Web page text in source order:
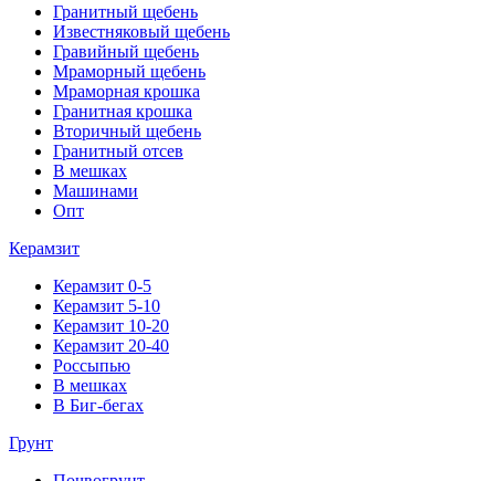
Гранитный щебень
Известняковый щебень
Гравийный щебень
Мраморный щебень
Мраморная крошка
Гранитная крошка
Вторичный щебень
Гранитный отсев
В мешках
Машинами
Опт
Керамзит
Керамзит 0-5
Керамзит 5-10
Керамзит 10-20
Керамзит 20-40
Россыпью
В мешках
В Биг-бегах
Грунт